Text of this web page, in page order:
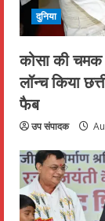
दुनिया
कोसा की चमक
लॉन्च किया
फैब
उप संपादक